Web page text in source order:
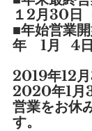
１2月30日
■年始営業
年　1月   4
2019年12
2020年1月
営業をお休
す。